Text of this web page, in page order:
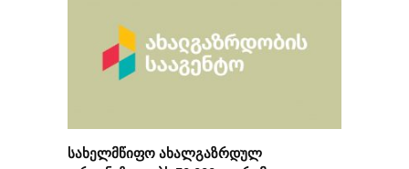
სახელმწიფო ახალგაზრდულ